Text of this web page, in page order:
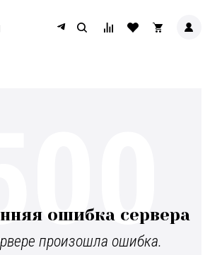
ошибка сервера
произошла ошибка.